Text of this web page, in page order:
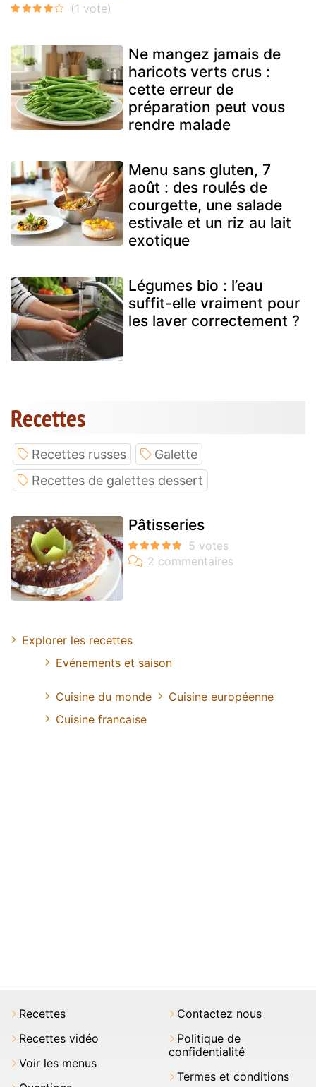
Ne mangez jamais de
haricots verts crus :
cette erreur de
préparation peut vous
rendre malade
Menu sans gluten, 7
août : des roulés de
courgette, une salade
estivale et un riz au lait
exotique
Légumes bio : l’eau
suffit-elle vraiment pour
les laver correctement ?
Recettes
Recettes russes
Galette
Recettes de galettes dessert
Pâtisseries
Explorer les recettes
Evénements et saison
Cuisine du monde
Cuisine européenne
Cuisine francaise
Recettes
Recettes vidéo
Voir les menus
Contactez nous
Politique de
confidentialité
Termes et conditions